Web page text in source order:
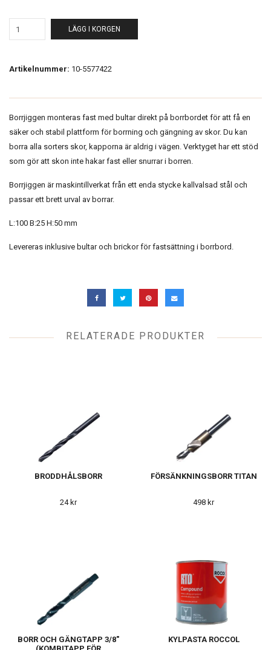
LÄGG I KORGEN
Artikelnummer: 10-5577422
Borrjiggen monteras fast med bultar direkt på borrbordet för att få en
säker och stabil plattform för borrning och gängning av skor. Du kan
borra alla sorters skor, kapporna är aldrig i vägen. Verktyget har ett stöd
som gör att skon inte hakar fast eller snurrar i borren.
Borrjiggen är maskintillverkat från ett enda stycke kallvalsad stål och
passar ett brett urval av borrar.
L:100 B:25 H:50 mm
Levereras inklusive bultar och brickor för fastsättning i borrbord.
RELATERADE PRODUKTER
BRODDHÅLSBORR
24 kr
FÖRSÄNKNINGSBORR TITAN
498 kr
BORR OCH GÄNGTAPP 3/8"
KYLPASTA ROCCOL